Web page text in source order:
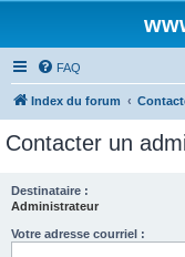
FAQ
Index du forum
Contacter un
Destinataire :
Administrateur
Votre adresse courriel :